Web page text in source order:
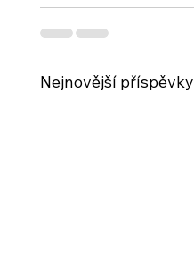
Nejnovější příspěvky